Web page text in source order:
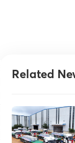
Related